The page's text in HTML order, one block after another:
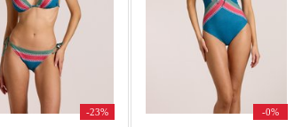
-23% -0%